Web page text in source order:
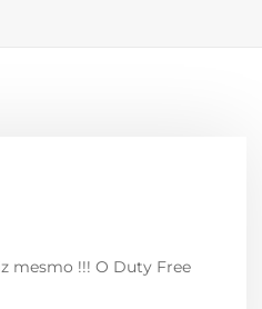
mesmo !!! O Duty Free